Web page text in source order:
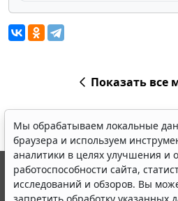
Показать все
Мы обрабатываем локальные
браузера и используем
аналитики в целях улучшения и
работоспособности сайта,
исследований и обзоров. Вы
© ООО "НПП "ГАРАНТ-СЕРВИС",
выпускается с 1990 года.